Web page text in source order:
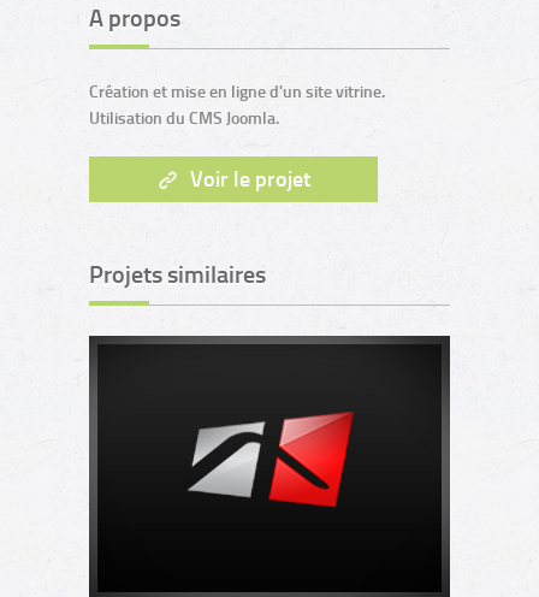
A propos
Création et mise en ligne d'un site vitrine.
Utilisation du CMS Joomla.
Voir le projet
Projets similaires